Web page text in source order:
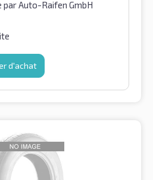
par Auto-Raifen GmbH
d'achat